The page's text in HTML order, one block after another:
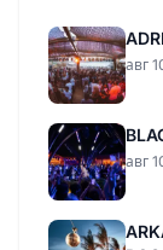
авг
авг